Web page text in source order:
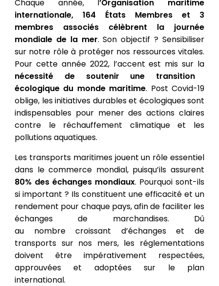
Chaque année, l’Organisation maritime
internationale, 164 États Membres et 3
membres associés célèbrent la journée
mondiale de la mer. Son objectif ? Sensibiliser
sur notre rôle à protéger nos ressources vitales.
Pour cette année 2022, l’accent est mis sur la
nécessité de soutenir une transition
écologique du monde maritime. Post Covid-19
oblige, les initiatives durables et écologiques sont
indispensables pour mener des actions claires
contre le réchauffement climatique et les
pollutions aquatiques.
Les transports maritimes jouent un rôle essentiel
dans le commerce mondial, puisqu’ils assurent
80% des échanges mondiaux. Pourquoi sont-ils
si important ? Ils constituent une efficacité et un
rendement pour chaque pays, afin de faciliter les
échanges de marchandises. Dû
au nombre croissant d’échanges et de
transports sur nos mers, les réglementations
doivent être impérativement respectées,
approuvées et adoptées sur le plan
international.